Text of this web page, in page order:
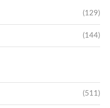
(129)
(144)
(511)